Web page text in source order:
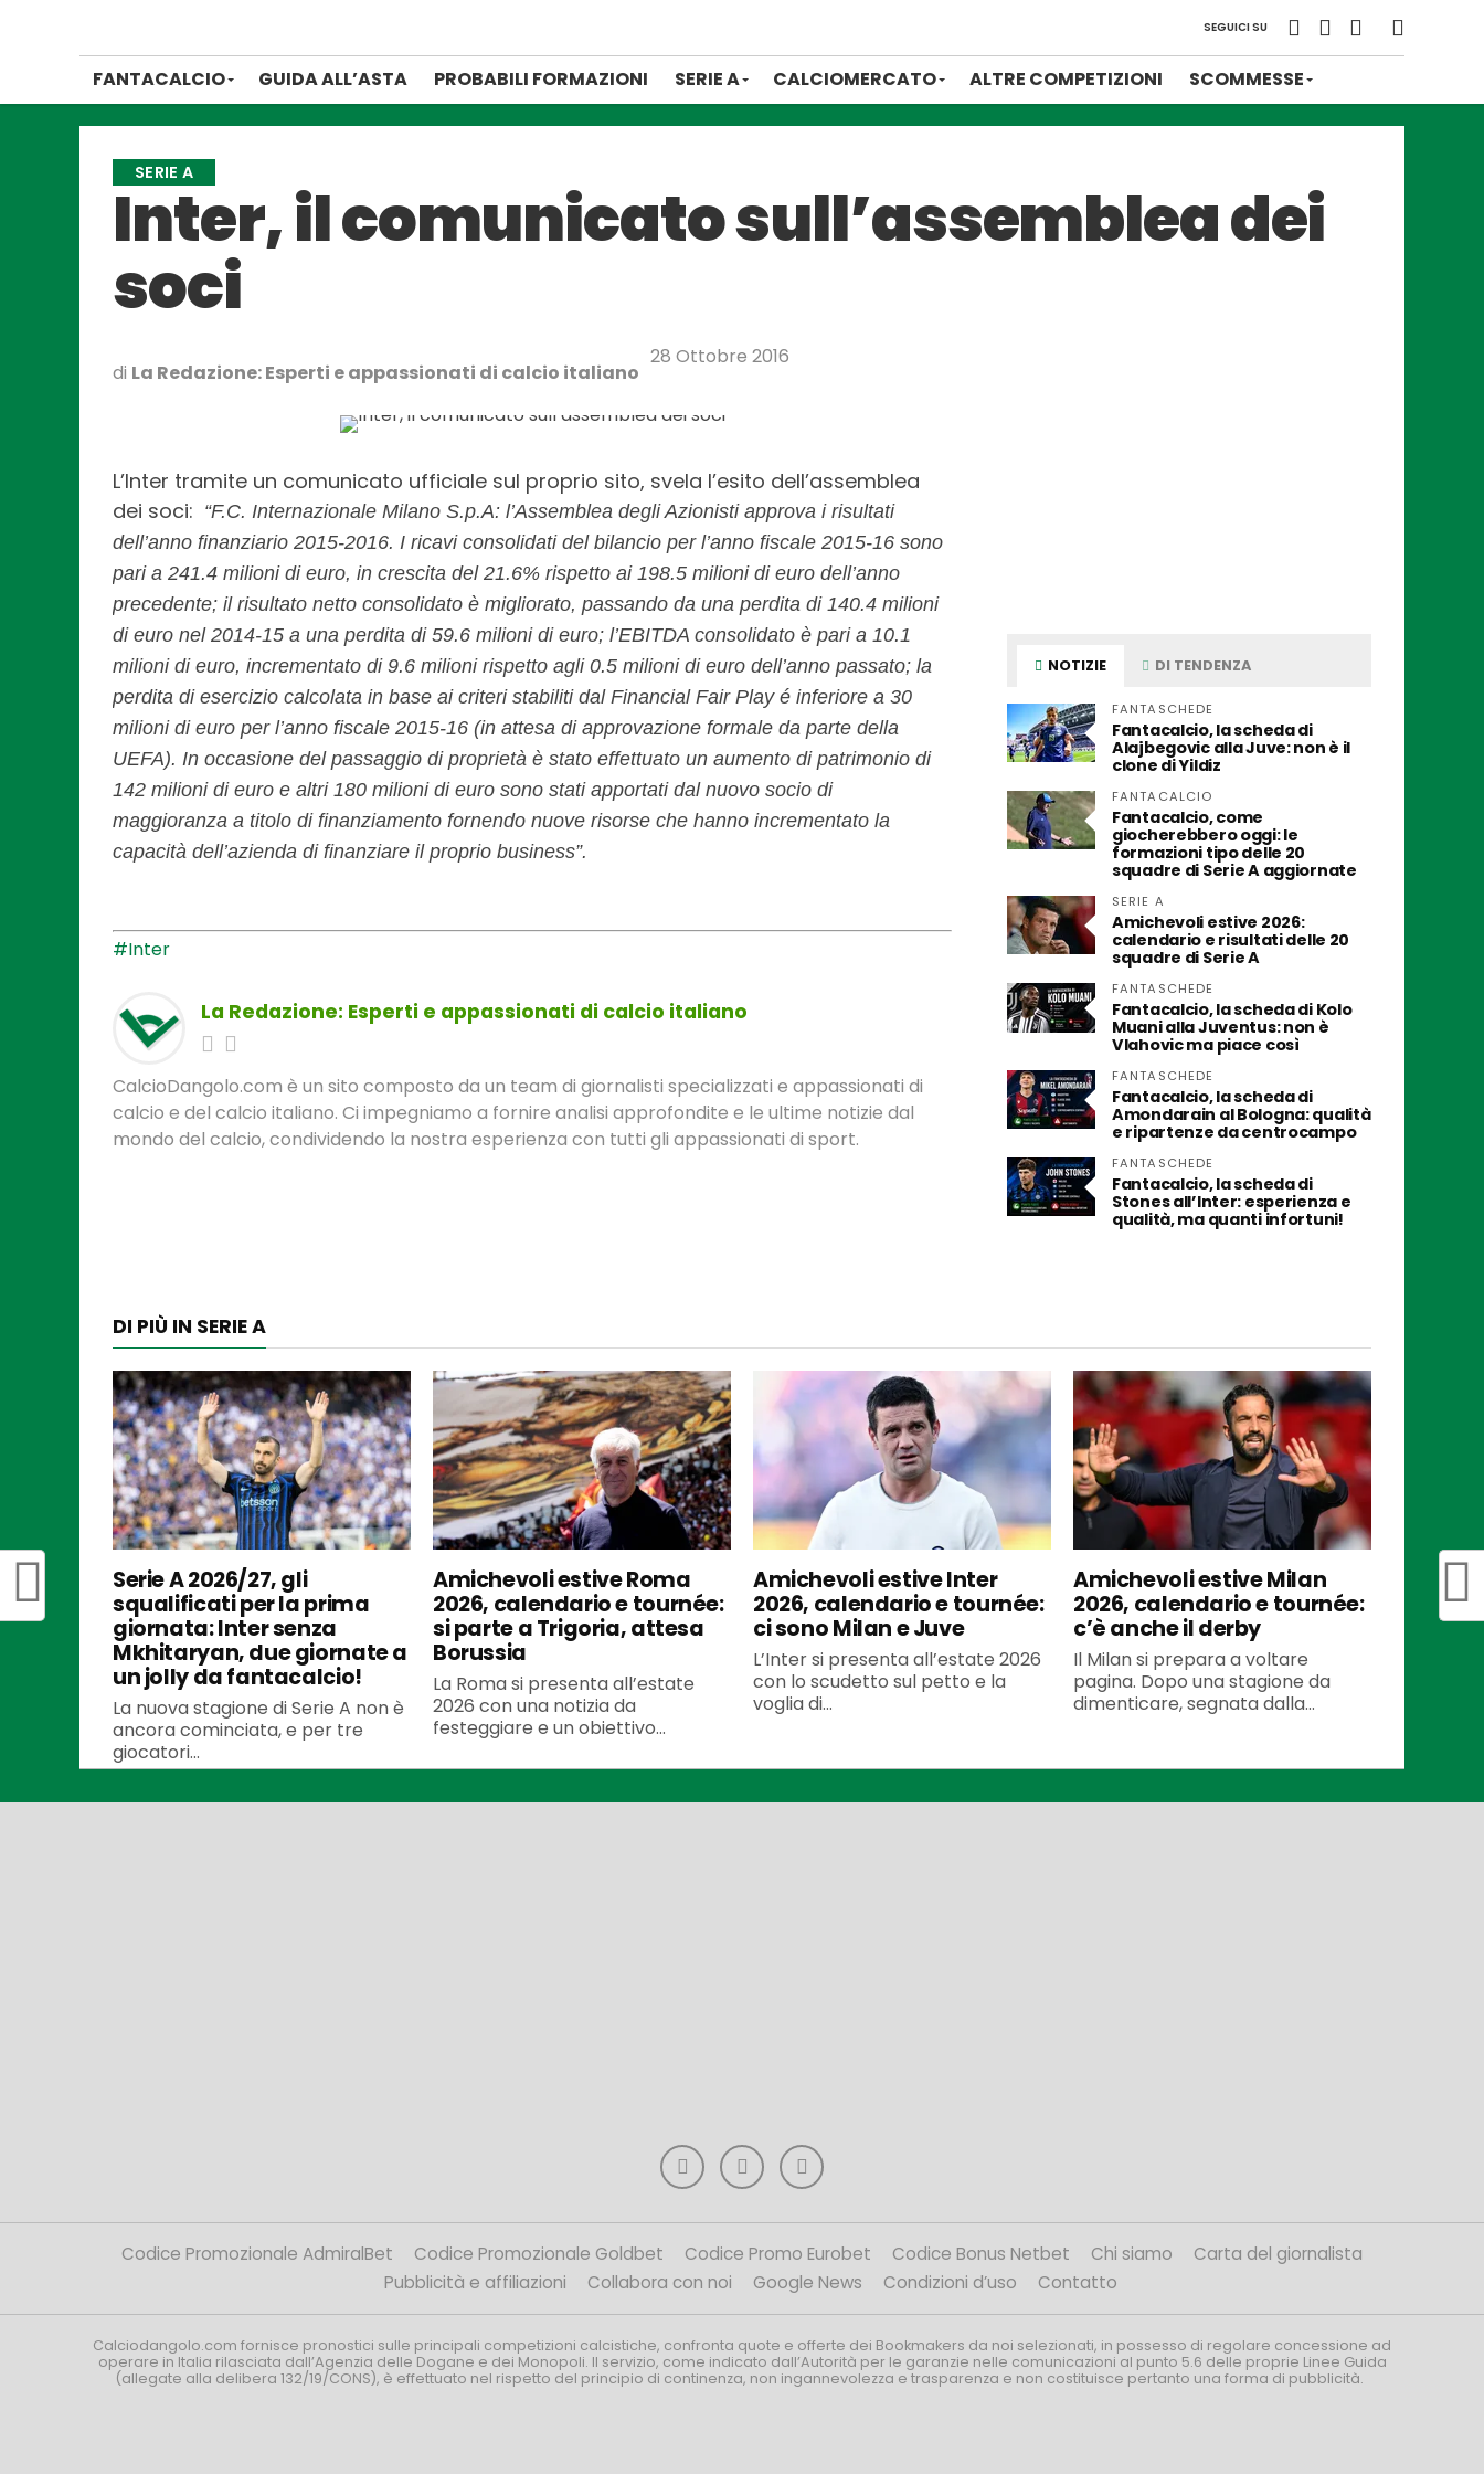
SEGUICI SU
FANTACALCIO GUIDA ALL’ASTA PROBABILI FORMAZIONI SERIE A CALCIOMERCATO ALTRE COMPETIZIONI SCOMMESSE
SERIE A
Inter, il comunicato sull’assemblea dei
soci
di La Redazione: Esperti e appassionati di calcio italiano
28 Ottobre 2016
L’Inter tramite un comunicato ufficiale sul proprio sito, svela l’esito dell’assemblea
dei soci: “F.C. Internazionale Milano S.p.A: l’Assemblea degli Azionisti approva i risultati
dell’anno finanziario 2015-2016. I ricavi consolidati del bilancio per l’anno fiscale 2015-16 sono
pari a 241.4 milioni di euro, in crescita del 21.6% rispetto ai 198.5 milioni di euro dell’anno
precedente; il risultato netto consolidato è migliorato, passando da una perdita di 140.4 milioni
di euro nel 2014-15 a una perdita di 59.6 milioni di euro; l’EBITDA consolidato è pari a 10.1
milioni di euro, incrementato di 9.6 milioni rispetto agli 0.5 milioni di euro dell’anno passato; la
perdita di esercizio calcolata in base ai criteri stabiliti dal Financial Fair Play é inferiore a 30
milioni di euro per l’anno fiscale 2015-16 (in attesa di approvazione formale da parte della
UEFA). In occasione del passaggio di proprietà è stato effettuato un aumento di patrimonio di
142 milioni di euro e altri 180 milioni di euro sono stati apportati dal nuovo socio di
maggioranza a titolo di finanziamento fornendo nuove risorse che hanno incrementato la
capacità dell’azienda di finanziare il proprio business”.
#Inter
La Redazione: Esperti e appassionati di calcio italiano
CalcioDangolo.com è un sito composto da un team di giornalisti specializzati e appassionati di
calcio e del calcio italiano. Ci impegniamo a fornire analisi approfondite e le ultime notizie dal
mondo del calcio, condividendo la nostra esperienza con tutti gli appassionati di sport.
NOTIZIE DI TENDENZA
FANTASCHEDE
Fantacalcio, la scheda di
Alajbegovic alla Juve: non è il
clone di Yildiz
FANTACALCIO
Fantacalcio, come
giocherebbero oggi: le
formazioni tipo delle 20
squadre di Serie A aggiornate
SERIE A
Amichevoli estive 2026:
calendario e risultati delle 20
squadre di Serie A
FANTASCHEDE
Fantacalcio, la scheda di Kolo
Muani alla Juventus: non è
Vlahovic ma piace così
FANTASCHEDE
Fantacalcio, la scheda di
Amondarain al Bologna: qualità
e ripartenze da centrocampo
FANTASCHEDE
Fantacalcio, la scheda di
Stones all’Inter: esperienza e
qualità, ma quanti infortuni!
DI PIÙ IN SERIE A
Serie A 2026/27, gli
squalificati per la prima
giornata: Inter senza
Mkhitaryan, due giornate a
un jolly da fantacalcio!
La nuova stagione di Serie A non è
ancora cominciata, e per tre
giocatori...
Amichevoli estive Roma
2026, calendario e tournée:
si parte a Trigoria, attesa
Borussia
La Roma si presenta all’estate
2026 con una notizia da
festeggiare e un obiettivo...
Amichevoli estive Inter
2026, calendario e tournée:
ci sono Milan e Juve
L’Inter si presenta all’estate 2026
con lo scudetto sul petto e la
voglia di...
Amichevoli estive Milan
2026, calendario e tournée:
c’è anche il derby
Il Milan si prepara a voltare
pagina. Dopo una stagione da
dimenticare, segnata dalla...
Codice Promozionale AdmiralBet Codice Promozionale Goldbet Codice Promo Eurobet Codice Bonus Netbet Chi siamo
Carta del giornalista
Pubblicità e affiliazioni
Collabora con noi Google News Condizioni d’uso Contatto
Calciodangolo.com fornisce pronostici sulle principali competizioni calcistiche, confronta quote e offerte dei Bookmakers da noi selezionati, in possesso di regolare concessione ad
operare in Italia rilasciata dall’Agenzia delle Dogane e dei Monopoli. Il servizio, come indicato dall’Autorità per le garanzie nelle comunicazioni al punto 5.6 delle proprie Linee Guida
(allegate alla delibera 132/19/CONS), è effettuato nel rispetto del principio di continenza, non ingannevolezza e trasparenza e non costituisce pertanto una forma di pubblicità.